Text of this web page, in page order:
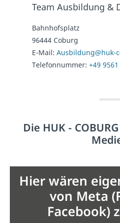
Team Ausbildung &
Bahnhofsplatz
96444 Coburg
E-Mail: Ausbildung@huk-
Telefonnummer: +49
Die HUK -
Hier wären
von Meta
Facebook)